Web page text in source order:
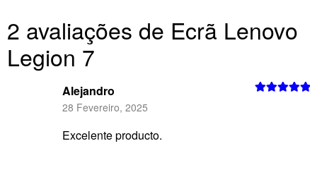
2 avaliações de Ecrã Lenovo
Legion 7
Alejandro
28 Fevereiro, 2025
Excelente producto.